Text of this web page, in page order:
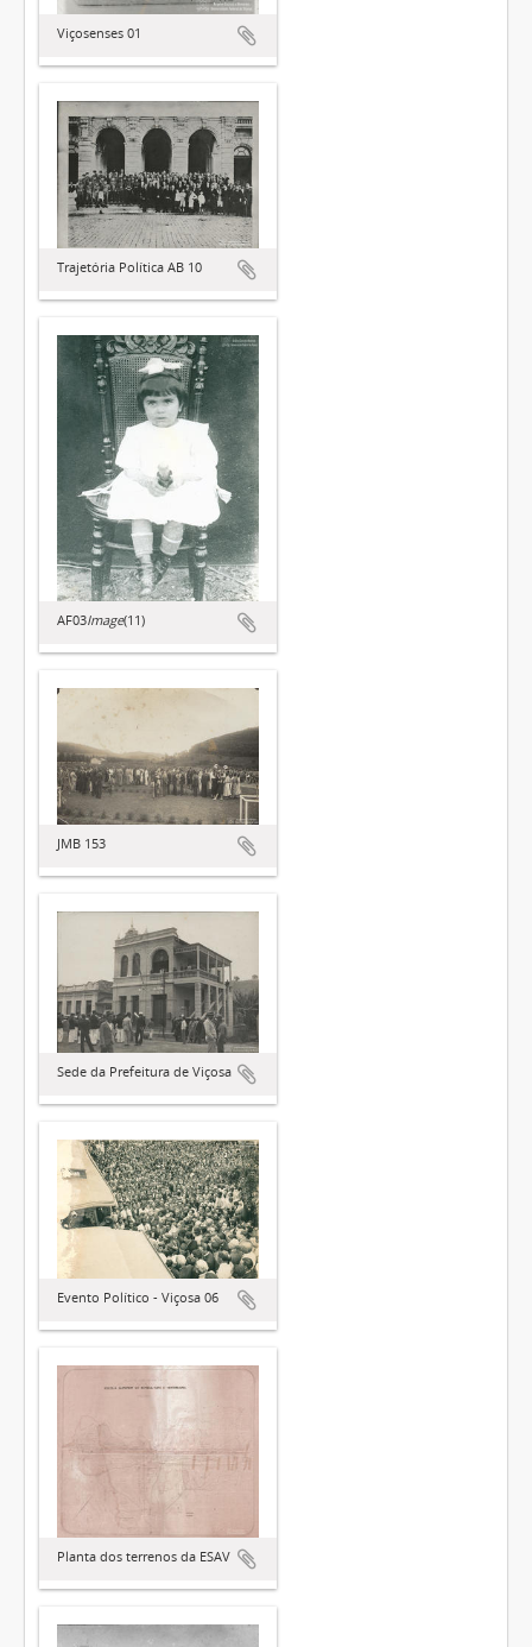
Viçosenses 01
Trajetória Política AB 10
AF03Image(11)
JMB 153
Sede da Prefeitura de Viçosa
Evento Político - Viçosa 06
Planta dos terrenos da ESAV